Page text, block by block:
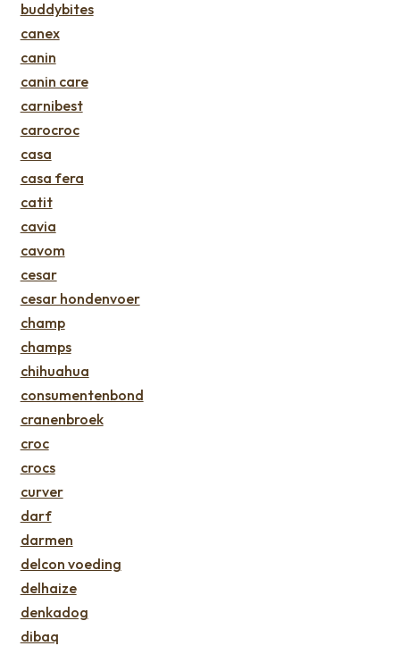
buddybites
canex
canin
canin care
carnibest
carocroc
casa
casa fera
catit
cavia
cavom
cesar
cesar hondenvoer
champ
champs
chihuahua
consumentenbond
cranenbroek
croc
crocs
curver
darf
darmen
delcon voeding
delhaize
denkadog
dibaq